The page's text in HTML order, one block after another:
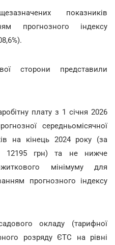
показників
прогнозного індексу
сторони представили
плату з 1 січня 2026
середньомісячної
на кінець 2024 року (за
12195 грн) та не нижче
мінімуму для
прогнозного індексу
окладу (тарифної
розряду ЄТС на рівні